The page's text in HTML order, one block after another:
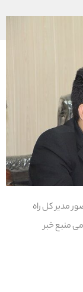
مدیر کل راه
منبع خبر